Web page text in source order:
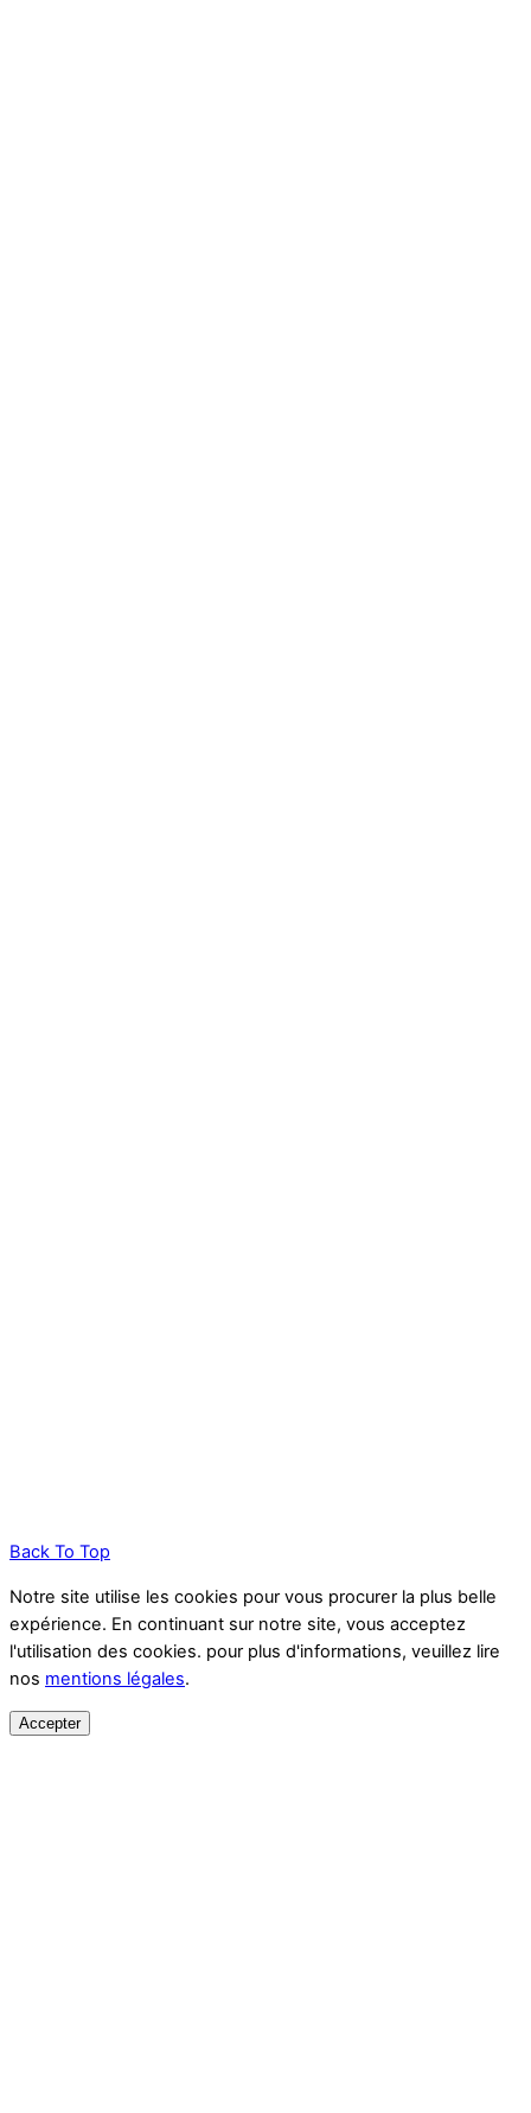
Back To Top
Notre site utilise les cookies pour vous procurer la plus belle
expérience. En continuant sur notre site, vous acceptez
l'utilisation des cookies. pour plus d'informations, veuillez lire
nos mentions légales.
Accepter